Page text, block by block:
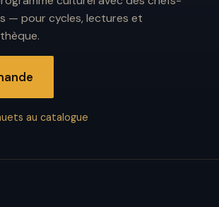
— pour cycles, lectures et
au catalogue